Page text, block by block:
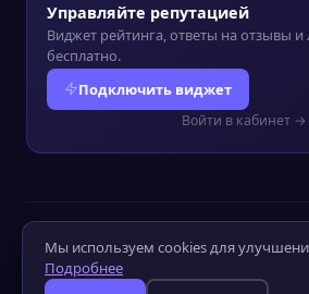
Управляйте репутацией
Виджет рейтинга, ответы на отзывы
бесплатно.
Подключить виджет
Войти в кабинет →
Политика
Оператор ПД №52-25-232090
Слабовидящим
Слабослышащим
Мы используем cookies для
Подробнее